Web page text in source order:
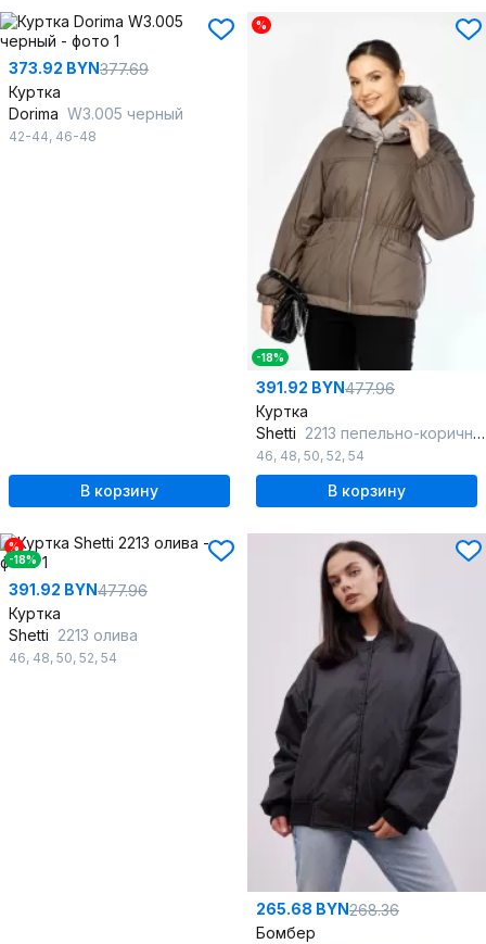
373.92 BYN377.69
Куртка
Dorima W3.005 черный
42-44, 46-48
В корзину
%
-18%
391.92 BYN477.96
Куртка
Shetti 2213 пепельно-коричневый
46, 48, 50, 52, 54
В корзину
%
-18%
391.92 BYN477.96
Куртка
Shetti 2213 олива
46, 48, 50, 52, 54
265.68 BYN268.36
Бомбер